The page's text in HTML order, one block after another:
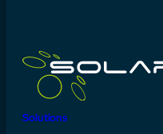
Solutions